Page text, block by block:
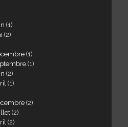
(1)
(2)
(1)
(1)
(2)
(1)
(2)
(2)
(2)